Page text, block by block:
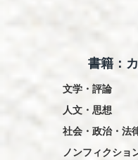
書籍：
文学・評論
人文・思想
社会・政治・法
ノンフィクショ